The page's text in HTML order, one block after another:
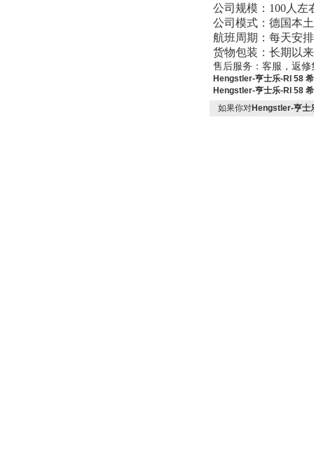
公司规模： 100人左
公司模式：德国本
航班周期：每天安
货物包装：长期以
售后服务：客服，返
Hengstler-亨士乐-RI 58
Hengstler-亨士乐-RI 58
如果你对Hengstler-亨士